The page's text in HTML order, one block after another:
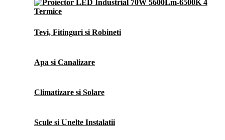
Termice
Tevi, Fitinguri si Robineti
Apa si Canalizare
Climatizare si Solare
Scule si Unelte Instalatii